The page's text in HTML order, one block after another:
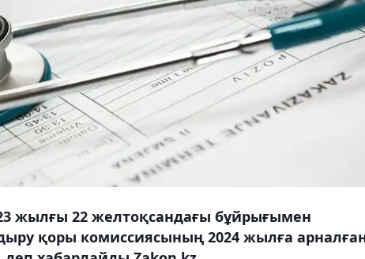
жылғы 22 желтоқсандағы бұйрығымен
қоры комиссиясының 2024 жылға